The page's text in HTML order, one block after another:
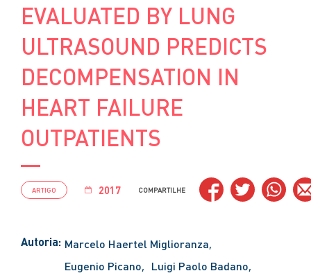
EVALUATED BY LUNG
ULTRASOUND PREDICTS
DECOMPENSATION IN
HEART FAILURE
OUTPATIENTS
ARTIGO 2017 COMPARTILHE
Autoria: Marcelo Haertel Miglioranza
Eugenio Picano
Luigi Paolo Badano